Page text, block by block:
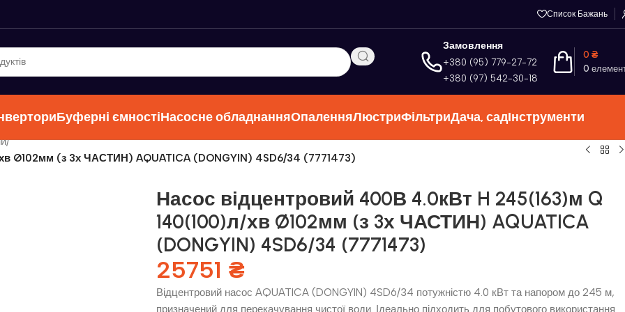
Список Бажань
Замовлення
+380 (95) 779-27-72
+380 (97) 542-30-18
0
0 ₴
Буферні ємностіНасосне обладнанняОпаленняЛюстриФільтриДача, садІнструменти
/
Ø102мм (з 3х ЧАСТИН) AQUATICA (DONGYIN) 4SD6/34 (7771473)
Насос відцентровий 400В 4.0кВт H 245(163)м Q
140(100)л/хв Ø102мм (з 3х ЧАСТИН) AQUATICA
(DONGYIN) 4SD6/34 (7771473)
25751 ₴
Відцентровий насос AQUATICA (DONGYIN) 4SD6/34 потужністю 4.0 кВт та напором до 245 м,
призначений для перекачування чистої води. Ідеально підходить для побутового використання